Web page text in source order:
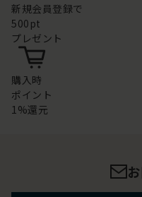
新規会員登録で
500pt
プレゼント
購入時
ポイント
1%還元